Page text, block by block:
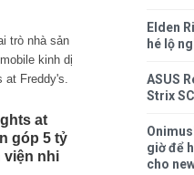
trò nhà sản
kinh dị
at Freddy's.
at
góp 5 tỷ
viện nhi
Elden
hé lộ
ASUS
Strix
giờ để
cho